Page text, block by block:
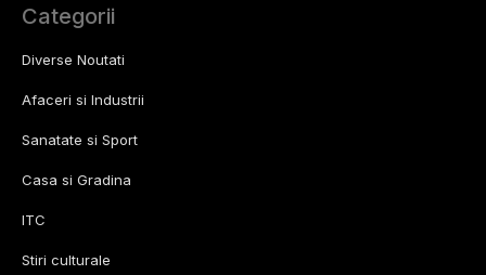
Categorii
Diverse Noutati
Afaceri si Industrii
Sanatate si Sport
Casa si Gradina
ITC
Stiri culturale